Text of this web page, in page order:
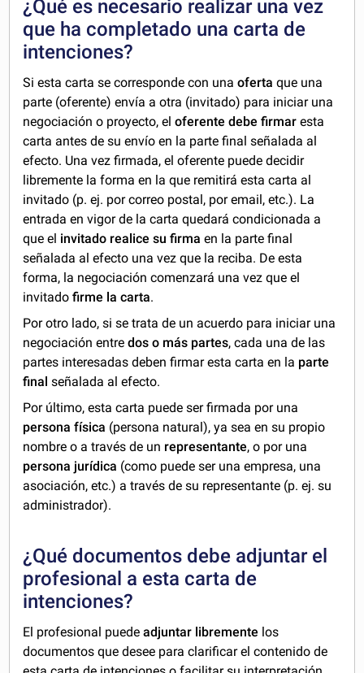
¿Qué es necesario realizar una vez
que ha completado una carta de
intenciones?
Si esta carta se corresponde con unaofertaque una
parte (oferente) envía a otra (invitado) para iniciar una
negociación o proyecto, eloferente debe firmar esta
carta antes de su envío en la parte final señalada al
efecto. Una vez firmada, el oferente puede decidir
libremente la forma en la que remitirá esta carta al
invitado (p. ej. por correo postal, por email, etc.). La
entrada en vigor de la carta quedará condicionada a
que el invitado realice su firma en la parte final
señalada al efecto una vez que la reciba. De esta
forma, la negociación comenzará una vez que el
invitadofirme la carta.
Por otro lado, si se trata de un acuerdo para iniciar una
negociación entredos o más partes, cada una de las
partes interesadas deben firmar esta carta en la parte
finalseñalada al efecto.
Por último, esta carta puede ser firmada por una
persona física (persona natural), ya sea en su propio
nombre o a través de un representante, o por una
persona jurídica (como puede ser una empresa, una
asociación, etc.) a través de su representante (p. ej. su
administrador).
¿Qué documentos debe adjuntar el
profesional a esta carta de
intenciones?
El profesional puedeadjuntar libremente los
documentos que desee para clarificar el contenido de